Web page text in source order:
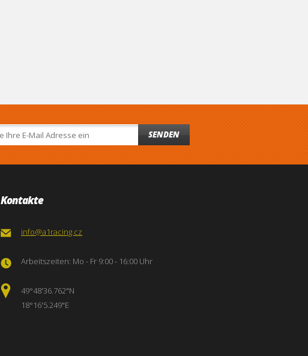
SENDEN
Kontakte
info@a1racing.cz
Arbeitszeiten: Mo - Fr 9:00 - 16:00 Uhr
49°48'36.762"N
18°16'5.249"E